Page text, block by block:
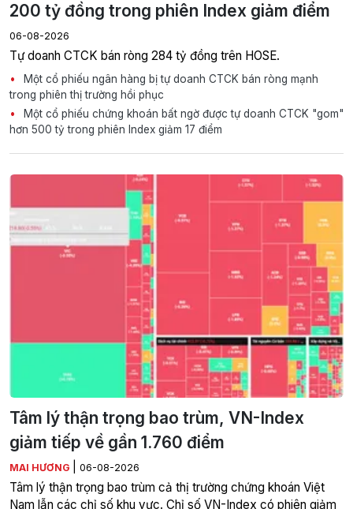
200 tỷ đồng trong phiên Index giảm điểm
06-08-2026
Tự doanh CTCK bán ròng 284 tỷ đồng trên HOSE.
Một cổ phiếu ngân hàng bị tự doanh CTCK bán ròng mạnh
trong phiên thị trường hồi phục
Một cổ phiếu chứng khoán bất ngờ được tự doanh CTCK "gom"
hơn 500 tỷ trong phiên Index giảm 17 điểm
Tâm lý thận trọng bao trùm, VN-Index
giảm tiếp về gần 1.760 điểm
MAI HƯƠNG 06-08-2026
Tâm lý thận trọng bao trùm cả thị trường chứng khoán Việt
Nam lẫn các chỉ số khu vực. Chỉ số VN-Index có phiên giảm